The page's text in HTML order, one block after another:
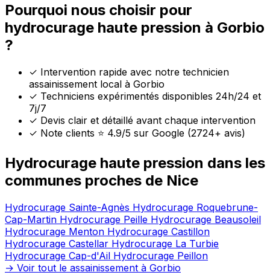
Pourquoi nous choisir pour
hydrocurage haute pression à Gorbio
?
✓ Intervention rapide avec notre technicien
assainissement local à Gorbio
✓ Techniciens expérimentés disponibles 24h/24 et
7j/7
✓ Devis clair et détaillé avant chaque intervention
✓ Note clients ⭐ 4.9/5 sur Google (2724+ avis)
Hydrocurage haute pression dans les
communes proches de Nice
Hydrocurage Sainte-Agnès Hydrocurage Roquebrune-
Cap-Martin Hydrocurage Peille Hydrocurage Beausoleil
Hydrocurage Menton Hydrocurage Castillon
Hydrocurage Castellar Hydrocurage La Turbie
Hydrocurage Cap-d'Ail Hydrocurage Peillon
→ Voir tout le assainissement à Gorbio